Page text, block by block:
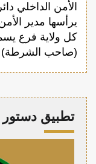
الأمن الداخلي
يرأسها مدير
كل ولاية فرع
(صاحب الشرطة)
تطبيق دستور